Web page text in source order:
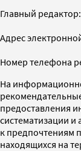
Главный
Адрес
Номер телефона
На
предоставления
систематизации и
к предпочтениям
находящихся на